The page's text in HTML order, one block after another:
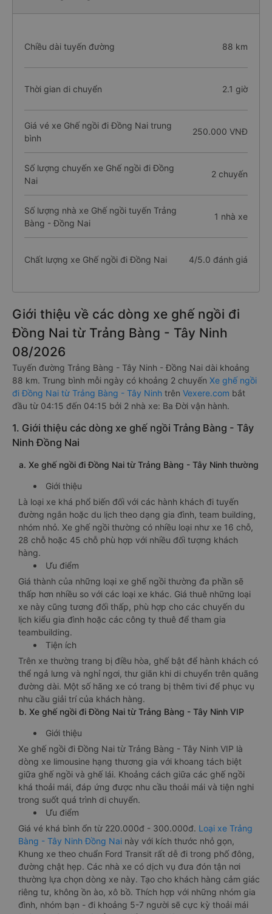
Chiều dài tuyến đường 88 km
Thời gian di chuyển 2.1 giờ
Giá vé xe Ghế ngồi đi Đồng Nai trung
bình
250.000 VNĐ
Số lượng chuyến xe Ghế ngồi đi Đồng
Nai
2 chuyến
Số lượng nhà xe Ghế ngồi tuyến Trảng
Bàng - Đồng Nai
1 nhà xe
Chất lượng xe Ghế ngồi đi Đồng Nai 4/5.0 đánh giá
Giới thiệu về các dòng xe ghế ngồi đi
Đồng Nai từ Trảng Bàng - Tây Ninh
08/2026
Tuyến đường Trảng Bàng - Tây Ninh - Đồng Nai dài khoảng
88 km. Trung bình mỗi ngày có khoảng 2 chuyến Xe ghế ngồi
đi Đồng Nai từ Trảng Bàng - Tây Ninh trên Vexere.com bắt
đầu từ 04:15 đến 04:15 bởi 2 nhà xe: Ba Đời vận hành.
1. Giới thiệu các dòng xe ghế ngồi Trảng Bàng - Tây
Ninh Đồng Nai
a. Xe ghế ngồi đi Đồng Nai từ Trảng Bàng - Tây Ninh thường
Giới thiệu
Là loại xe khá phổ biến đối với các hành khách đi tuyến
đường ngắn hoặc du lịch theo dạng gia đình, team building,
nhóm nhỏ. Xe ghế ngồi thường có nhiều loại như xe 16 chỗ,
28 chỗ hoặc 45 chỗ phù hợp với nhiều đối tượng khách
hàng.
Ưu điểm
Giá thành của những loại xe ghế ngồi thường đa phần sẽ
thấp hơn nhiều so với các loại xe khác. Giá thuê những loại
xe này cũng tương đối thấp, phù hợp cho các chuyến du
lịch kiểu gia đình hoặc các công ty thuê để tham gia
teambuilding.
Tiện ích
Trên xe thường trang bị điều hòa, ghế bật để hành khách có
thể ngả lưng và nghỉ ngơi, thư giãn khi di chuyển trên quãng
đường dài. Một số hãng xe có trang bị thêm tivi để phục vụ
nhu cầu giải trí của khách hàng.
b. Xe ghế ngồi đi Đồng Nai từ Trảng Bàng - Tây Ninh VIP
Giới thiệu
Xe ghế ngồi đi Đồng Nai từ Trảng Bàng - Tây Ninh VIP là
dòng xe limousine hạng thương gia với khoang tách biệt
giữa ghế ngồi và ghế lái. Khoảng cách giữa các ghế ngồi
khá thoải mái, đáp ứng được nhu cầu thoải mái và tiện nghi
trong suốt quá trình di chuyển.
Ưu điểm
Giá vé khá bình ổn từ 220.000đ - 300.000đ. Loại xe Trảng
Bàng - Tây Ninh Đồng Nai này với kích thước nhỏ gọn,
Khung xe theo chuẩn Ford Transit rất dễ đi trong phố đông,
đường chật hẹp. Các nhà xe có dịch vụ đưa đón tận nơi
thường lựa chọn dòng xe này. Tạo cho khách hàng cảm giác
riêng tư, không ồn ào, xô bồ. Thích hợp với những nhóm gia
đình, nhóm bạn - đi khoảng 5-7 người sẽ cực kỳ thoải mái